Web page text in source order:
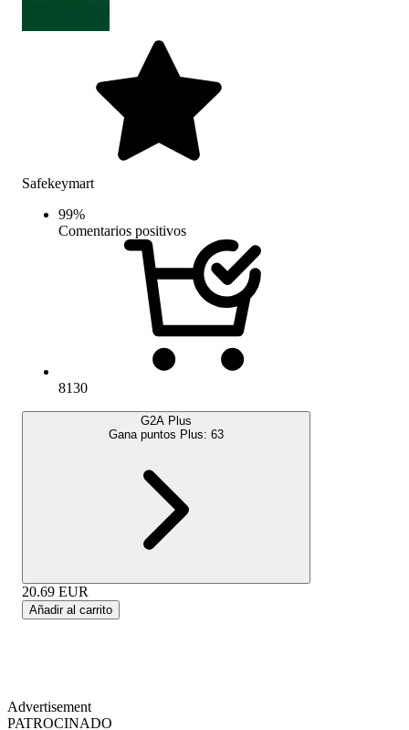
Safekeymart
99%
Comentarios positivos
8130
G2A Plus
Gana puntos Plus: 63
20.69 EUR
Añadir al carrito
Advertisement
PATROCINADO